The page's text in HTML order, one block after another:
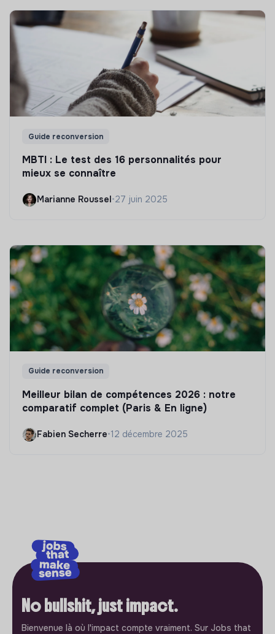
Guide reconversion
MBTI : Le test des 16 personnalités pour
mieux se connaître
Marianne Roussel •27 juin 2025
Guide reconversion
Meilleur bilan de compétences 2026 : notre
comparatif complet (Paris & En ligne)
Fabien Secherre•12 décembre 2025
No bullshit, just impact.
Bienvenue là où l'impact compte vraiment. Sur Jobs that